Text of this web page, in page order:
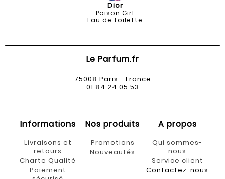
Dior
Poison Girl
Eau de toilette
Le Parfum.fr
75008 Paris - France
01 84 24 05 53
Informations
Livraisons et
retours
Charte Qualité
Paiement
Nos produits
Promotions
Nouveautés
A propos
Qui sommes-
nous
Service client
Contactez-nous